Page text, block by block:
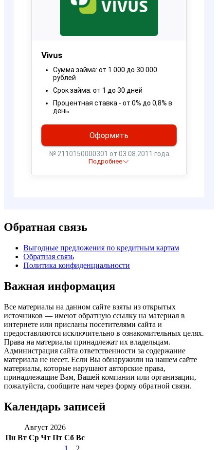
Обратная связь
Выгодные предложения по кредитным картам
Обратная связь
Политика конфиденциальности
Важная информация
Все материалы на данном сайте взяты из открытых
источников — имеют обратную ссылку на материал в
интернете или присланы посетителями сайта и
предоставляются исключительно в ознакомительных целях.
Права на материалы принадлежат их владельцам.
Администрация сайта ответственности за содержание
материала не несет. Если Вы обнаружили на нашем сайте
материалы, которые нарушают авторские права,
принадлежащие Вам, Вашей компании или организации,
пожалуйста, сообщите нам через форму обратной связи.
Календарь записей
Август 2026
Пн Вт Ср Чт Пт Сб Вс
1
2